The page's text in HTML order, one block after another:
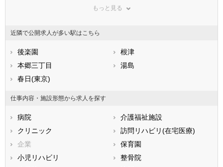
神奈川県
石川県
福井県
静岡県
滋賀県
兵庫県
香川県
高知県
福岡県
長崎県
熊本県
鹿児島県
もっと見る
近隣で公開求人が多い駅はこちら
後楽園
根津
本郷三丁目
湯島
春日(東京)
仕事内容・施設形態から求人を探す
病院
介護福祉施設
クリニック
訪問リハビリ(在宅医療)
企業
保育園
小児リハビリ
整骨院